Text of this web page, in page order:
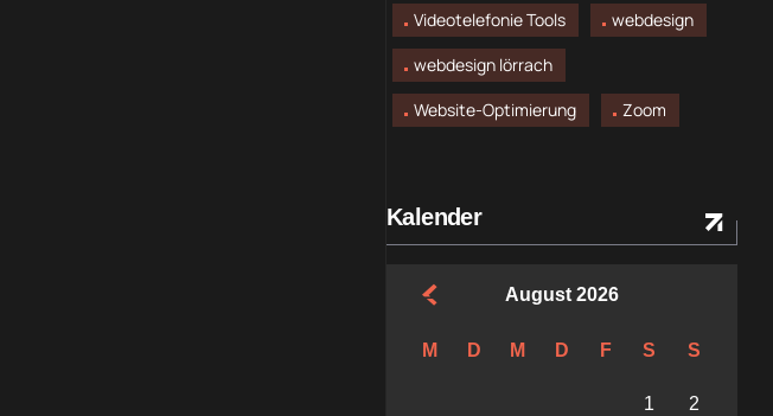
Videotelefonie Tools
webdesign
webdesign lörrach
Website-Optimierung
Zoom
Kalender
August 2026
M D M D F S S
1 2